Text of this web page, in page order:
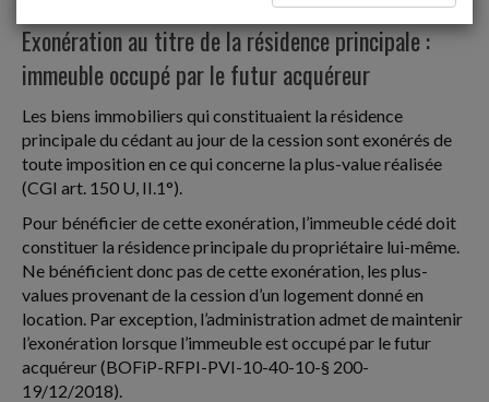
Exonération au titre de la résidence principale :
immeuble occupé par le futur acquéreur
Les biens immobiliers qui constituaient la résidence
principale du cédant au jour de la cession sont exonérés de
toute imposition en ce qui concerne la plus-value réalisée
(CGI art. 150 U, II.1°).
Pour bénéficier de cette exonération, l’immeuble cédé doit
constituer la résidence principale du propriétaire lui-même.
Ne bénéficient donc pas de cette exonération, les plus-
values provenant de la cession d’un logement donné en
location. Par exception, l’administration admet de maintenir
l’exonération lorsque l’immeuble est occupé par le futur
acquéreur (BOFiP-RFPI-PVI-10-40-10-§ 200-
19/12/2018).